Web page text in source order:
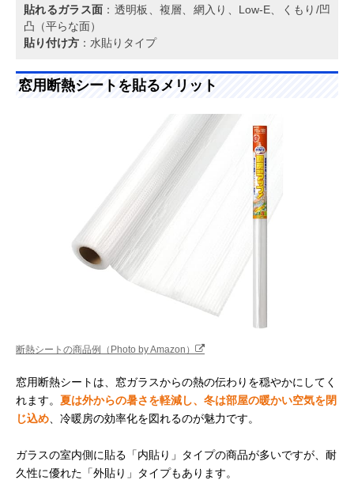
貼れるガラス面 ：透明板、複層、網入り、Low-E、くもり/凹
凸（平らな面）
貼り付け方 ：水貼りタイプ
窓用断熱シートを貼るメリット
断熱シートの商品例（Photo by Amazon）
窓用断熱シートは、窓ガラスからの熱の伝わりを穏やかにしてく
れます。 夏は外からの暑さを軽減し、冬は部屋の暖かい空気を閉
じ込め 、冷暖房の効率化を図れるのが魅力です。
ガラスの室内側に貼る「内貼り」タイプの商品が多いですが、耐
久性に優れた「外貼り」タイプもあります。